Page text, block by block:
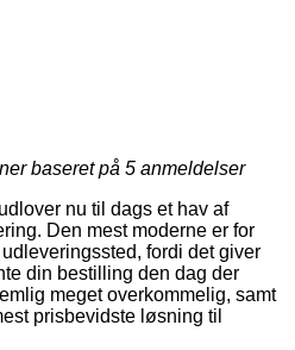
baseret på 5 anmeldelser
nu til dags et hav af
Den mest moderne er for
fordi det giver
din bestilling den dag der
meget overkommelig, samt
prisbevidste løsning til